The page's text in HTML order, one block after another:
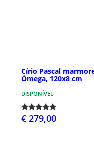
Círio Pascal
Ómega, 120x8 cm
DISPONÍVEL
€ 279,00